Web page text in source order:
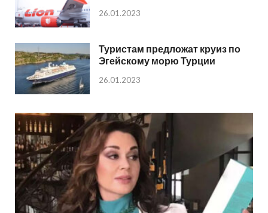
26.01.2023
Туристам предложат круиз по
Эгейскому морю Турции
26.01.2023